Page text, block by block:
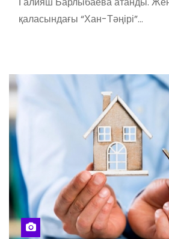
қаласындағы “Хан-Тәңірі”…